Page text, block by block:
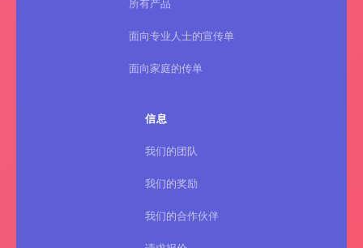
所有产品
面向专业人士的宣传单
面向家庭的传单
信息
我们的团队
我们的奖励
我们的合作伙伴